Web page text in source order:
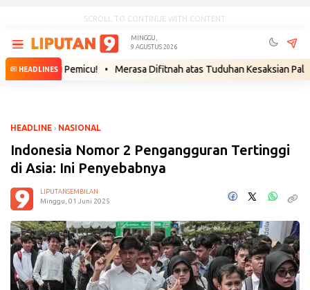
SCROLL TO CONTINUE WITH CONTENT
MINGGU,
9 AGUSTUS 2026
HEADLINES
Pemicu! • Merasa Difitnah atas Tuduhan Kesaksian Palsu, Saksi
HEADLINE › NASIONAL
Indonesia Nomor 2 Pengangguran Tertinggi
di Asia: Ini Penyebabnya
LIPUTANSEMBILAN
Minggu, 01 Juni 2025